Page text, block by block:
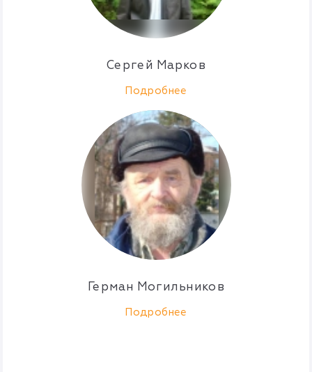
Сергей Марков
Подробнее
Герман Могильников
Подробнее